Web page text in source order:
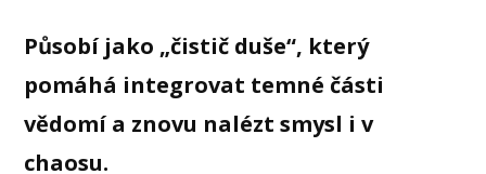
Působí jako „čistič duše“, který
pomáhá integrovat temné části
vědomí a znovu nalézt smysl i v
chaosu.